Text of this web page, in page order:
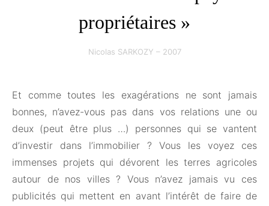
propriétaires »
Nicolas SARKOZY – 2007
Et comme toutes les exagérations ne sont jamais
bonnes, n’avez-vous pas dans vos relations une ou
deux (peut être plus …) personnes qui se vantent
d’investir dans l’immobilier ? Vous les voyez ces
immenses projets qui dévorent les terres agricoles
autour de nos villes ? Vous n’avez jamais vu ces
publicités qui mettent en avant l’intérêt de faire de